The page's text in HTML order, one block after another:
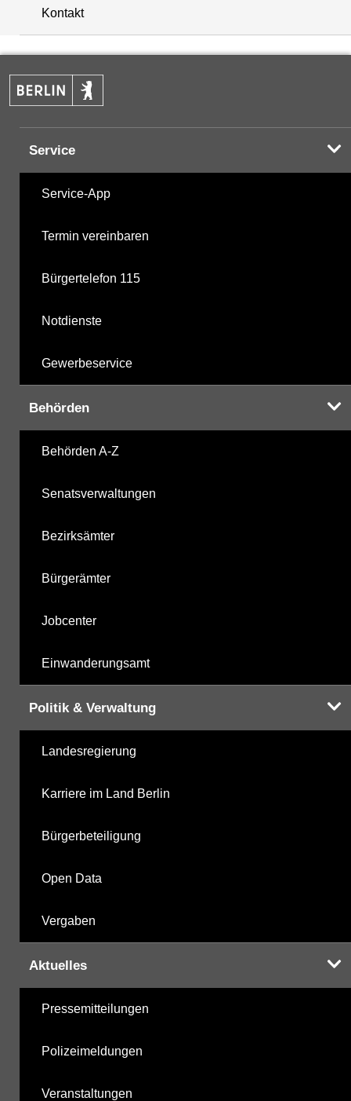
+
−
Kontakt
Service
Service-App
Termin vereinbaren
Bürgertelefon 115
Notdienste
Gewerbeservice
Behörden
Behörden A-Z
Senatsverwaltungen
Bezirksämter
Bürgerämter
Jobcenter
Einwanderungsamt
Politik & Verwaltung
Landesregierung
Karriere im Land Berlin
Bürgerbeteiligung
Open Data
Vergaben
Aktuelles
Pressemitteilungen
Polizeimeldungen
Veranstaltungen